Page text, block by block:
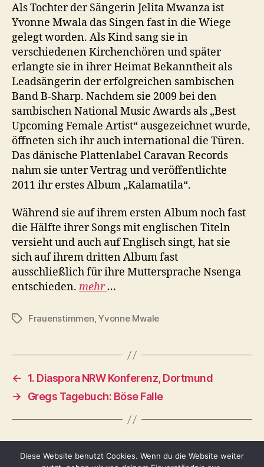
Als Tochter der Sängerin Jelita Mwanza ist
Yvonne Mwala das Singen fast in die Wiege
gelegt worden. Als Kind sang sie in
verschiedenen Kirchenchören und später
erlangte sie in ihrer Heimat Bekanntheit als
Leadsängerin der erfolgreichen sambischen
Band B-Sharp. Nachdem sie 2009 bei den
sambischen National Music Awards als „Best
Upcoming Female Artist“ ausgezeichnet wurde,
öffneten sich ihr auch international die Türen.
Das dänische Plattenlabel Caravan Records
nahm sie unter Vertrag und veröffentlichte
2011 ihr erstes Album „Kalamatila“.
Während sie auf ihrem ersten Album noch fast
die Hälfte ihrer Songs mit englischen Titeln
versieht und auch auf Englisch singt, hat sie
sich auf ihrem dritten Album fast
ausschließlich für ihre Muttersprache Nsenga
entschieden. mehr…
Schlagwörter
Frauenstimmen,Yvonne Mwale
←
1. Diaspora NRW Konferenz, Dortmund
→
Gregs Tagebuch: Böse Falle
Diese Website benutzt Cookies. Wenn du die Website weiter